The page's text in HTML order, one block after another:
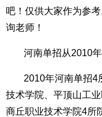
吧！仅供大家作为参
询老师！
河南单招从2010年
2010年河南单招4
技术学院、平顶山工
商丘职业技术学院4所